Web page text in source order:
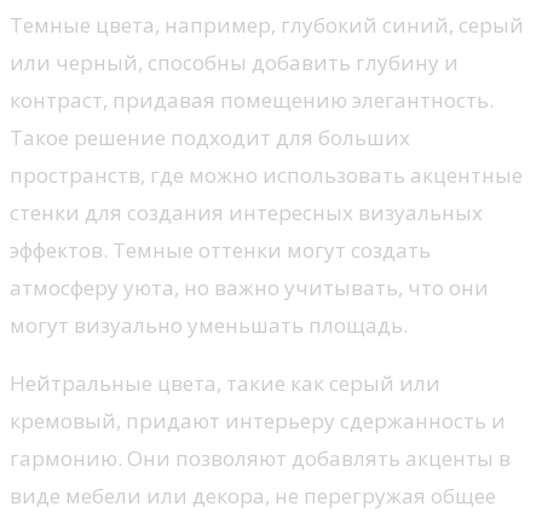
Темные цвета, например, глубокий синий, серый
или черный, способны добавить глубину и
контраст, придавая помещению элегантность.
Такое решение подходит для больших
пространств, где можно использовать акцентные
стенки для создания интересных визуальных
эффектов. Темные оттенки могут создать
атмосферу уюта, но важно учитывать, что они
могут визуально уменьшать площадь.
Нейтральные цвета, такие как серый или
кремовый, придают интерьеру сдержанность и
гармонию. Они позволяют добавлять акценты в
виде мебели или декора, не перегружая общее